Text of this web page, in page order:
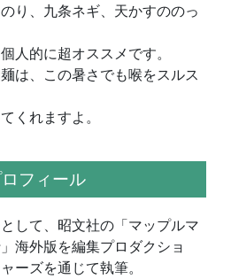
り、九条ネギ、天かすののっ
人的に超オススメです。
は、この暑さでも喉をスルス
くれますよ。
フィール
して、昭文社の「マップルマ
海外版を編集プロダクショ
ーズを通じて執筆。